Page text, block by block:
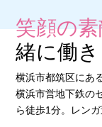
笑顔の
緒に働
横浜市都筑区にあ
横浜市営地下鉄の
ら徒歩1分。レン